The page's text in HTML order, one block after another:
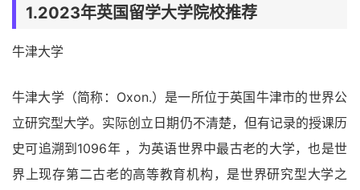
1.2023年英国留学大学院校推荐
牛津大学
牛津大学（简称：Oxon.）是一所位于英国牛津市的世界公
立研究型大学。实际创立日期仍不清楚，但有记录的授课历
史可追溯到1096年 ，为英语世界中最古老的大学，也是世
界上现存第二古老的高等教育机构，是世界研究型大学之